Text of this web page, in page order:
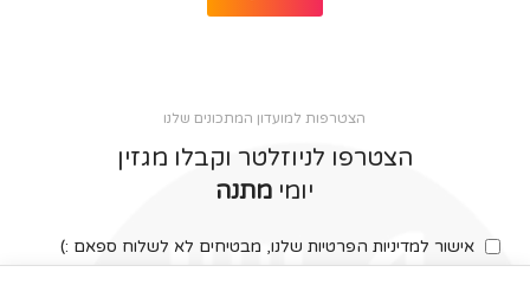
הצטרפות למועדון המתכונים שלנו
הצטרפו לניוזלטר וקבלו מגזין
יומי מתנה
אישור למדיניות הפרטיות שלנו, מבטיחים לא לשלוח ספאם :)